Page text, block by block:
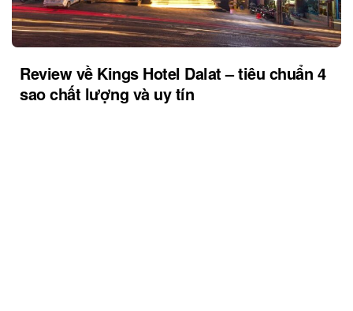
Review về Kings Hotel Dalat – tiêu chuẩn 4
sao chất lượng và uy tín